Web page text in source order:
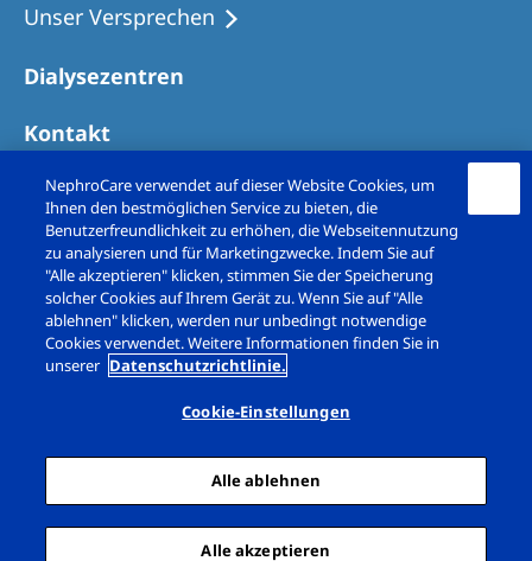
Unser Versprechen
Dialysezentren
Kontakt
Copyright © Fresenius Medical Care (Schweiz)
AG. 2026. All rights reserved
Impressum
Datenschutz
Cookie Einstellungen
Sitemap
NephroCare verwendet auf dieser Website Cookies, um
Ihnen den bestmöglichen Service zu bieten, die
Benutzerfreundlichkeit zu erhöhen, die Webseitennutzung
zu analysieren und für Marketingzwecke. Indem Sie auf
"Alle akzeptieren" klicken, stimmen Sie der Speicherung
solcher Cookies auf Ihrem Gerät zu. Wenn Sie auf "Alle
ablehnen" klicken, werden nur unbedingt notwendige
Cookies verwendet. Weitere Informationen finden Sie in
unserer Datenschutzrichtlinie.
Cookie-Einstellungen
Alle ablehnen
Alle akzeptieren